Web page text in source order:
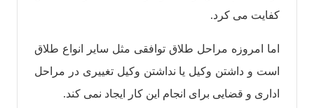
کفایت می کرد.
اما امروزه مراحل طلاق توافقی مثل سایر انواع طلاق
است و داشتن وکیل یا نداشتن وکیل تغییری در مراحل
اداری و قضایی برای انجام این کار ایجاد نمی کند.